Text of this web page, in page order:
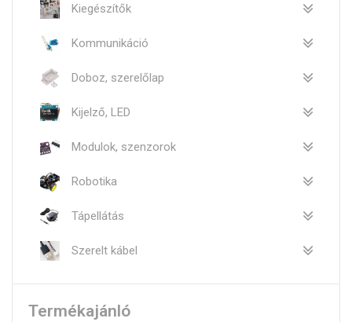
Kiegészítők
Kommunikáció
Doboz, szerelőlap
Kijelző, LED
Modulok, szenzorok
Robotika
Tápellátás
Szerelt kábel
Termékajánló